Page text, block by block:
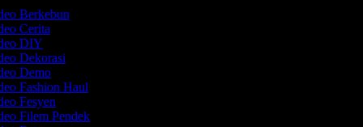
Berkebun
Cerita
DIY
Dekorasi
Demo
Fashion Haul
Fesyen
Filem Pendek